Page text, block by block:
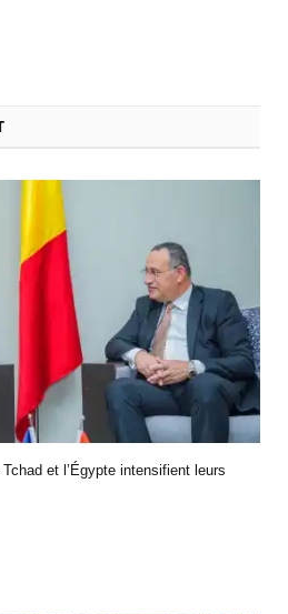
et l’Égypte intensifient leurs